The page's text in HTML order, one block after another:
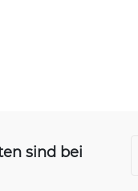
sind bei